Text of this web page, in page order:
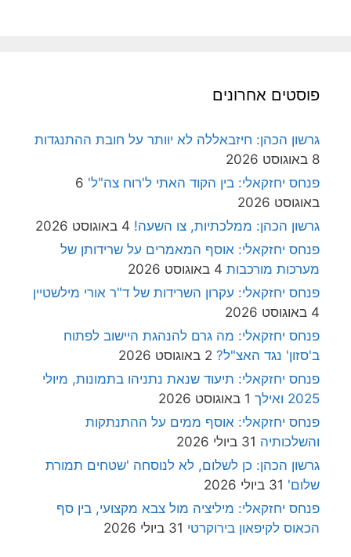
פוסטים אחרונים
גרשון הכהן: חיזבאללה לא יוותר על חובת ההתנגדות
8 באוגוסט 2026
פנחס יחזקאלי: בין הקוד האתי ל'רוח צה"ל' 6
באוגוסט 2026
גרשון הכהן: ממלכתיות, צו השעה! 4 באוגוסט 2026
פנחס יחזקאלי: אוסף המאמרים על שרידותן של
מערכות מורכבות 4 באוגוסט 2026
פנחס יחזקאלי: עקרון השרידות של ד"ר אורי מילשטיין
4 באוגוסט 2026
פנחס יחזקאלי: מה גרם להנהגת היישוב לפתוח
ב'סזון' נגד האצ"ל? 2 באוגוסט 2026
פנחס יחזקאלי: תיעוד שנאת נתניהו בתמונות, מיולי
2025 ואילך
1 באוגוסט 2026
פנחס יחזקאלי: אוסף ממים על ההתנתקות
והשלכותיה 31 ביולי 2026
גרשון הכהן: כן לשלום, לא לנוסחה 'שטחים תמורת
שלום' 31 ביולי 2026
פנחס יחזקאלי: מיליציה מול צבא מקצועי, בין סף
הכאוס לקיפאון בירוקרטי 31 ביולי 2026